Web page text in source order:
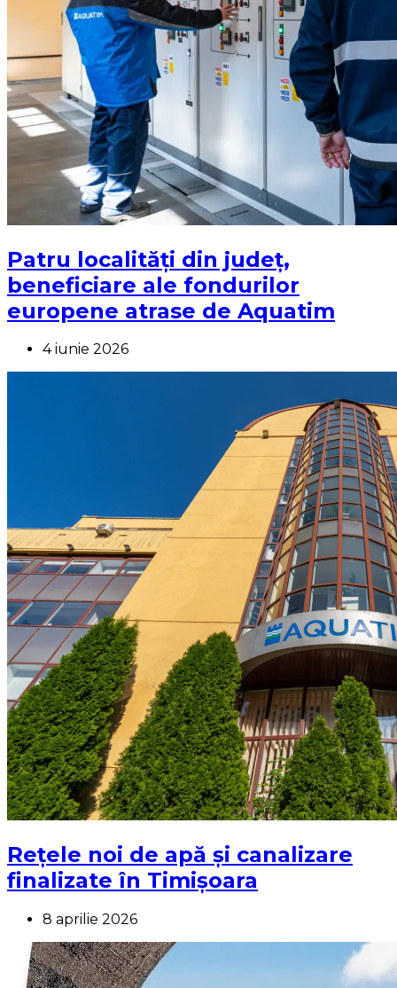
Patru localități din județ,
beneficiare ale fondurilor
europene atrase de Aquatim
4 iunie 2026
Rețele noi de apă și canalizare
finalizate în Timișoara
8 aprilie 2026